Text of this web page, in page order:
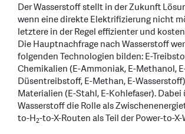
Der Wasserstoff stellt in der Zukunft
wenn eine direkte Elektrifizierung nicht
letztere in der Regel effizienter und
Die Hauptnachfrage nach Wasserstoff
folgenden Technologien bilden: E-
Chemikalien (E-Ammoniak, E-Methanol,
Düsentreibstoff, E-Methan, E-
Materialien (E-Stahl, E-Kohlefaser).
Wasserstoff die Rolle als
to-H2-to-X-Routen als Teil der Power-to-